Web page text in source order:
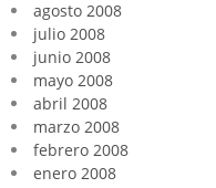
agosto 2008
julio 2008
junio 2008
mayo 2008
abril 2008
marzo 2008
febrero 2008
enero 2008